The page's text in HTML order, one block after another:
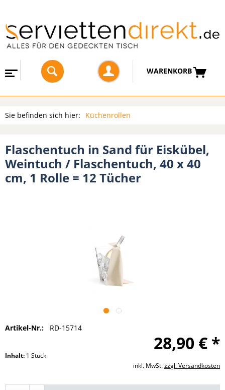
WARENKORB
Sie befinden sich hier: Küchenrollen
Flaschentuch in Sand für Eiskübel,
Weintuch / Flaschentuch, 40 x 40
cm, 1 Rolle = 12 Tücher
Artikel-Nr.: RD-15714
28,90 € *
Inhalt: 1 Stück
inkl. MwSt.zzgl. Versandkosten